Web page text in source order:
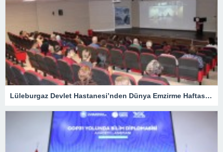
Lüleburgaz Devlet Hastanesi’nden Dünya Emzirme Haftası Katılımı